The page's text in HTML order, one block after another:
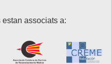
associats a: